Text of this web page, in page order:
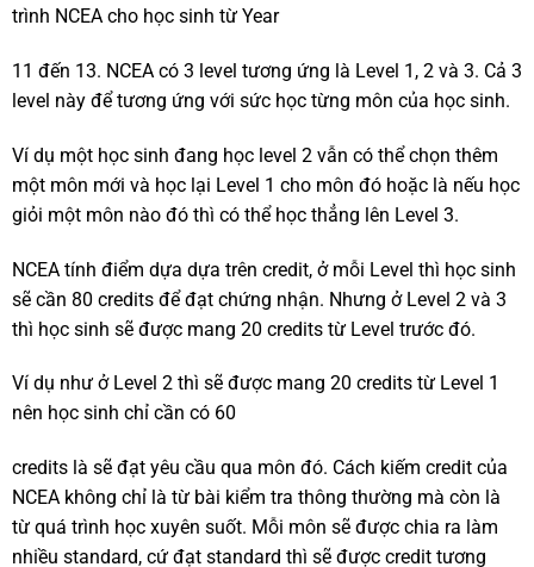
trình NCEA cho học sinh từ Year
11 đến 13. NCEA có 3 level tương ứng là Level 1, 2 và 3. Cả 3
level này để tương ứng với sức học từng môn của học sinh.
Ví dụ một học sinh đang học level 2 vẫn có thể chọn thêm
một môn mới và học lại Level 1 cho môn đó hoặc là nếu học
giỏi một môn nào đó thì có thể học thẳng lên Level 3.
NCEA tính điểm dựa dựa trên credit, ở mỗi Level thì học sinh
sẽ cần 80 credits để đạt chứng nhận. Nhưng ở Level 2 và 3
thì học sinh sẽ được mang 20 credits từ Level trước đó.
Ví dụ như ở Level 2 thì sẽ được mang 20 credits từ Level 1
nên học sinh chỉ cần có 60
credits là sẽ đạt yêu cầu qua môn đó. Cách kiếm credit của
NCEA không chỉ là từ bài kiểm tra thông thường mà còn là
từ quá trình học xuyên suốt. Mỗi môn sẽ được chia ra làm
nhiều standard, cứ đạt standard thì sẽ được credit tương